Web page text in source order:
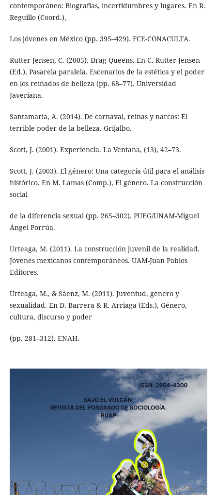
contemporáneo: Biografías, incertidumbres y lugares. En R.
Reguillo (Coord.),
Los jóvenes en México (pp. 395–429). FCE-CONACULTA.
Rutter-Jensen, C. (2005). Drag Queens. En C. Rutter-Jensen
(Ed.), Pasarela paralela. Escenarios de la estética y el poder
en los reinados de belleza (pp. 68–77). Universidad
Javeriana.
Santamaría, A. (2014). De carnaval, reinas y narcos: El
terrible poder de la belleza. Grijalbo.
Scott, J. (2001). Experiencia. La Ventana, (13), 42–73.
Scott, J. (2003). El género: Una categoría útil para el análisis
histórico. En M. Lamas (Comp.), El género. La construcción
social
de la diferencia sexual (pp. 265–302). PUEG/UNAM-Miguel
Ángel Porrúa.
Urteaga, M. (2011). La construcción juvenil de la realidad.
Jóvenes mexicanos contemporáneos. UAM-Juan Pablos
Editores.
Urteaga, M., & Sáenz, M. (2011). Juventud, género y
sexualidad. En D. Barrera & R. Arriaga (Eds.), Género,
cultura, discurso y poder
(pp. 281–312). ENAH.